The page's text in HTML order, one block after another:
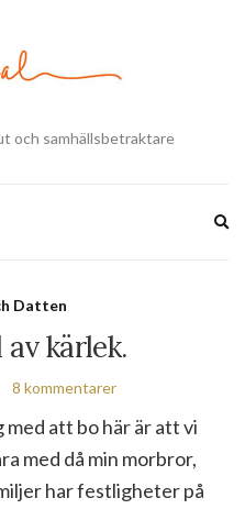
och samhällsbetraktare
Datten
av kärlek.
8 kommentarer
med att bo här är att vi
med då min morbror,
har festligheter på